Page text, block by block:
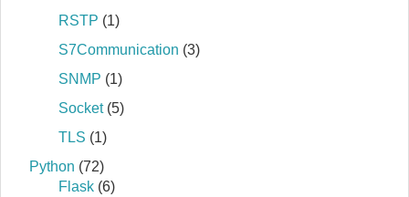
RSTP (1)
S7Communication (3)
SNMP (1)
Socket(5)
TLS (1)
Python (72)
Flask (6)